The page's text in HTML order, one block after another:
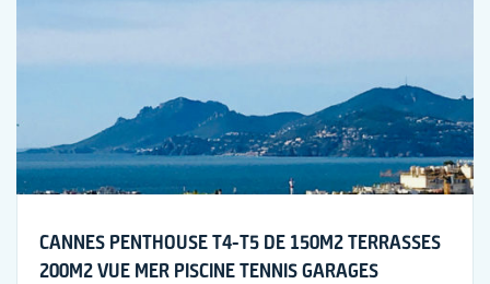
CANNES PENTHOUSE T4-T5 DE 150M2 TERRASSES
200M2 VUE MER PISCINE TENNIS GARAGES